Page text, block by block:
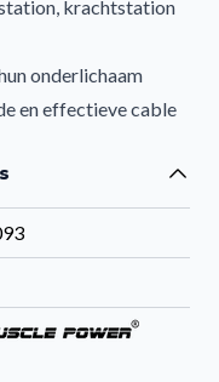
krachtstation
onderlichaam
en effectieve cable
de beenspieren
bevestiging aan
variaties uitvoeren